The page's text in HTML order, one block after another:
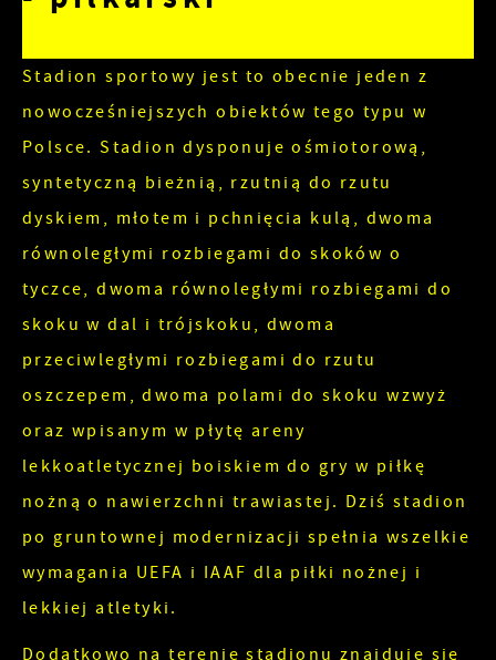
Stadion sportowy jest to obecnie jeden z
nowocześniejszych obiektów tego typu w
Polsce. Stadion dysponuje ośmiotorową,
syntetyczną bieżnią, rzutnią do rzutu
dyskiem, młotem i pchnięcia kulą, dwoma
równoległymi rozbiegami do skoków o
tyczce, dwoma równoległymi rozbiegami do
skoku w dal i trójskoku, dwoma
przeciwległymi rozbiegami do rzutu
oszczepem, dwoma polami do skoku wzwyż
oraz wpisanym w płytę areny
lekkoatletycznej boiskiem do gry w piłkę
nożną o nawierzchni trawiastej. Dziś stadion
po gruntownej modernizacji spełnia wszelkie
wymagania UEFA i IAAF dla piłki nożnej i
lekkiej atletyki.
Dodatkowo na terenie stadionu znajduje się
wypełniania formularzy. Dzięki plikom cookies
strona, z której korzystasz, może działać bez
zakłóceń.
Funkcjonalne i personalizacyjne
Tego typu pliki cookies umożliwiają stronie
internetowej zapamiętanie wprowadzonych przez
Ciebie ustawień oraz personalizację określonych
funkcjonalności czy prezentowanych treści.
Dzięki tym plikom cookies możemy zapewnić Ci
większy komfort korzystania z funkcjonalności
indywidualnych preferencji. Wyrażenie zgody na
funkcjonalne i personalizacyjne pliki cookies
gwarantuje dostępność większej ilości funkcji na
stronie.
Więcej
Analityczne
się i dostosowywać do Twoich potrzeb.
Cookies analityczne pozwalają na uzyskanie
informacji w zakresie wykorzystywania witryny
internetowej, miejsca oraz częstotliwości, z jaką
odwiedzane są nasze serwisy www. Dane
pozwalają nam na ocenę naszych serwisów
Więcej
Reklamowe
Dzięki reklamowym plikom cookies prezentujemy
Ci najciekawsze informacje i aktualności na